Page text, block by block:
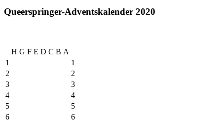
Queerspringer-Adventskalender 2020
H G F E D C B A
1
1
2
2
3
3
4
4
5
5
6
6